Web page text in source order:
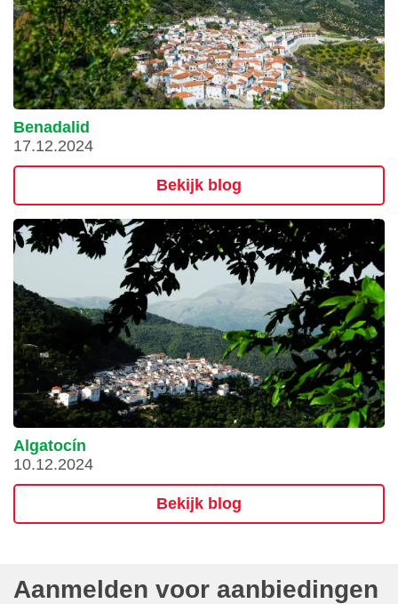
Benadalid
17.12.2024
Bekijk blog
Algatocín
10.12.2024
Bekijk blog
Aanmelden voor aanbiedingen